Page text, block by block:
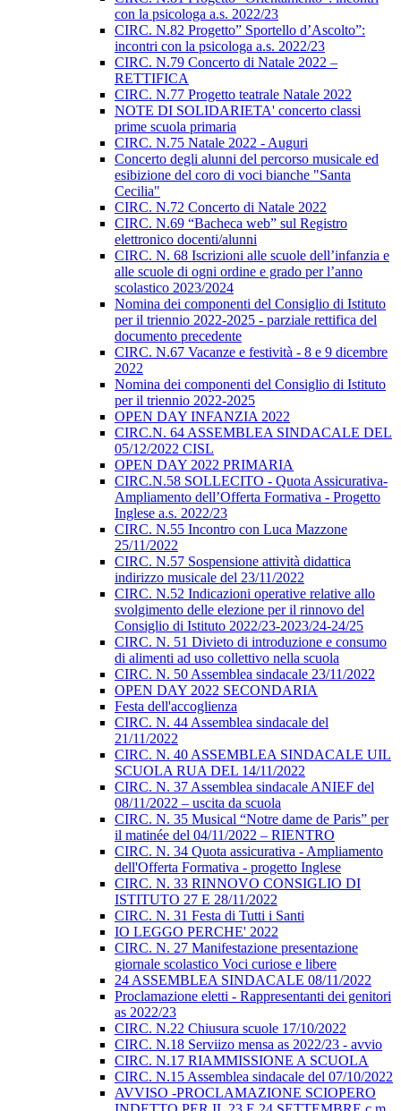
con la psicologa a.s. 2022/23
CIRC. N.82 Progetto” Sportello d’Ascolto”:
incontri con la psicologa a.s. 2022/23
CIRC. N.79 Concerto di Natale 2022 –
RETTIFICA
CIRC. N.77 Progetto teatrale Natale 2022
NOTE DI SOLIDARIETA' concerto classi
prime scuola primaria
CIRC. N.75 Natale 2022 - Auguri
Concerto degli alunni del percorso musicale ed
esibizione del coro di voci bianche "Santa
Cecilia"
CIRC. N.72 Concerto di Natale 2022
CIRC. N.69 “Bacheca web” sul Registro
elettronico docenti/alunni
CIRC. N. 68 Iscrizioni alle scuole dell’infanzia e
alle scuole di ogni ordine e grado per l’anno
scolastico 2023/2024
Nomina dei componenti del Consiglio di Istituto
per il triennio 2022-2025 - parziale rettifica del
documento precedente
CIRC. N.67 Vacanze e festività - 8 e 9 dicembre
2022
Nomina dei componenti del Consiglio di Istituto
per il triennio 2022-2025
OPEN DAY INFANZIA 2022
CIRC.N. 64 ASSEMBLEA SINDACALE DEL
05/12/2022 CISL
OPEN DAY 2022 PRIMARIA
CIRC.N.58 SOLLECITO - Quota Assicurativa-
Ampliamento dell’Offerta Formativa - Progetto
Inglese a.s. 2022/23
CIRC. N.55 Incontro con Luca Mazzone
25/11/2022
CIRC. N.57 Sospensione attività didattica
indirizzo musicale del 23/11/2022
CIRC. N.52 Indicazioni operative relative allo
svolgimento delle elezione per il rinnovo del
Consiglio di Istituto 2022/23-2023/24-24/25
CIRC. N. 51 Divieto di introduzione e consumo
di alimenti ad uso collettivo nella scuola
CIRC. N. 50 Assemblea sindacale 23/11/2022
OPEN DAY 2022 SECONDARIA
Festa dell'accoglienza
CIRC. N. 44 Assemblea sindacale del
21/11/2022
CIRC. N. 40 ASSEMBLEA SINDACALE UIL
SCUOLA RUA DEL 14/11/2022
CIRC. N. 37 Assemblea sindacale ANIEF del
08/11/2022 – uscita da scuola
CIRC. N. 35 Musical “Notre dame de Paris” per
il matinée del 04/11/2022 – RIENTRO
CIRC. N. 34 Quota assicurativa - Ampliamento
dell'Offerta Formativa - progetto Inglese
CIRC. N. 33 RINNOVO CONSIGLIO DI
ISTITUTO 27 E 28/11/2022
CIRC. N. 31 Festa di Tutti i Santi
IO LEGGO PERCHE' 2022
CIRC. N. 27 Manifestazione presentazione
giornale scolastico Voci curiose e libere
24 ASSEMBLEA SINDACALE 08/11/2022
Proclamazione eletti - Rappresentanti dei genitori
as 2022/23
CIRC. N.22 Chiusura scuole 17/10/2022
CIRC. N.18 Serviizo mensa as 2022/23 - avvio
CIRC. N.17 RIAMMISSIONE A SCUOLA
CIRC. N.15 Assemblea sindacale del 07/10/2022
AVVISO -PROCLAMAZIONE SCIOPERO